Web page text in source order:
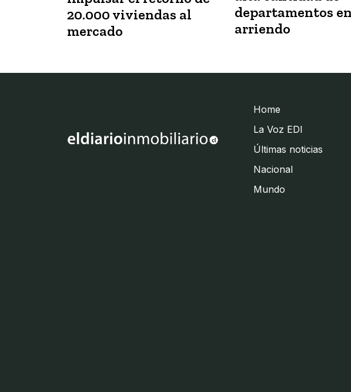
20.000 viviendas al
mercado
departamentos en
arriendo
Home
La Voz EDI
Últimas noticias
Nacional
Mundo